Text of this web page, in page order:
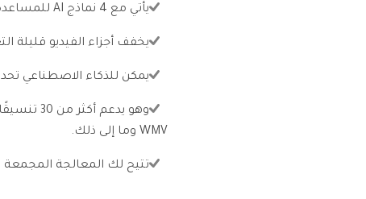
يأتي مع 4 نماذج AI للمساعدة في تحقيق النتيجة المرجوة.
يخفف أجزاء الفيديو
يمكن للذكاء الاصطناعي
WMV وما إلى ذلك.
تتيح لك المعالجة